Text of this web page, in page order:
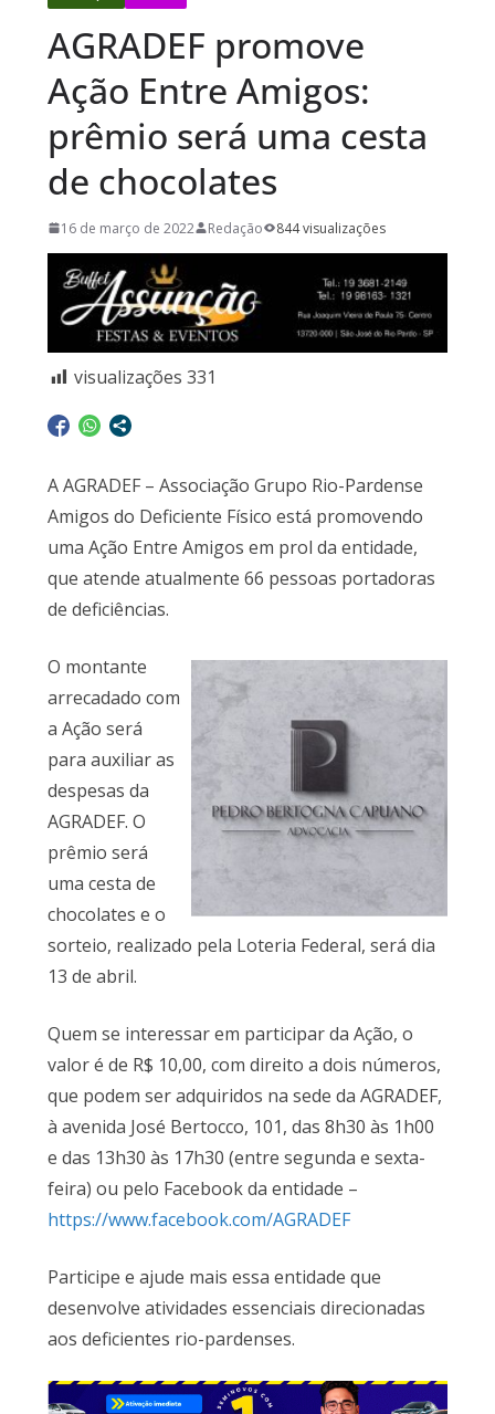
AGRADEF promove
Ação Entre Amigos:
prêmio será uma cesta
de chocolates
16 de março de 2022 Redação 844 visualizações
visualizações 331
A AGRADEF – Associação Grupo Rio-Pardense
Amigos do Deficiente Físico está promovendo
uma Ação Entre Amigos em prol da entidade,
que atende atualmente 66 pessoas portadoras
de deficiências.
O montante
arrecadado com
a Ação será
para auxiliar as
despesas da
AGRADEF. O
prêmio será
uma cesta de
chocolates e o
sorteio, realizado pela Loteria Federal, será dia
13 de abril.
Quem se interessar em participar da Ação, o
valor é de R$ 10,00, com direito a dois números,
que podem ser adquiridos na sede da AGRADEF,
à avenida José Bertocco, 101, das 8h30 às 1h00
e das 13h30 às 17h30 (entre segunda e sexta-
feira) ou pelo Facebook da entidade –
https://www.facebook.com/AGRADEF
Participe e ajude mais essa entidade que
desenvolve atividades essenciais direcionadas
aos deficientes rio-pardenses.